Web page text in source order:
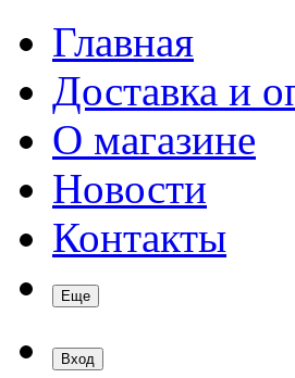
Главная
Доставка и
О магазине
Новости
Контакты
Еще
Вход